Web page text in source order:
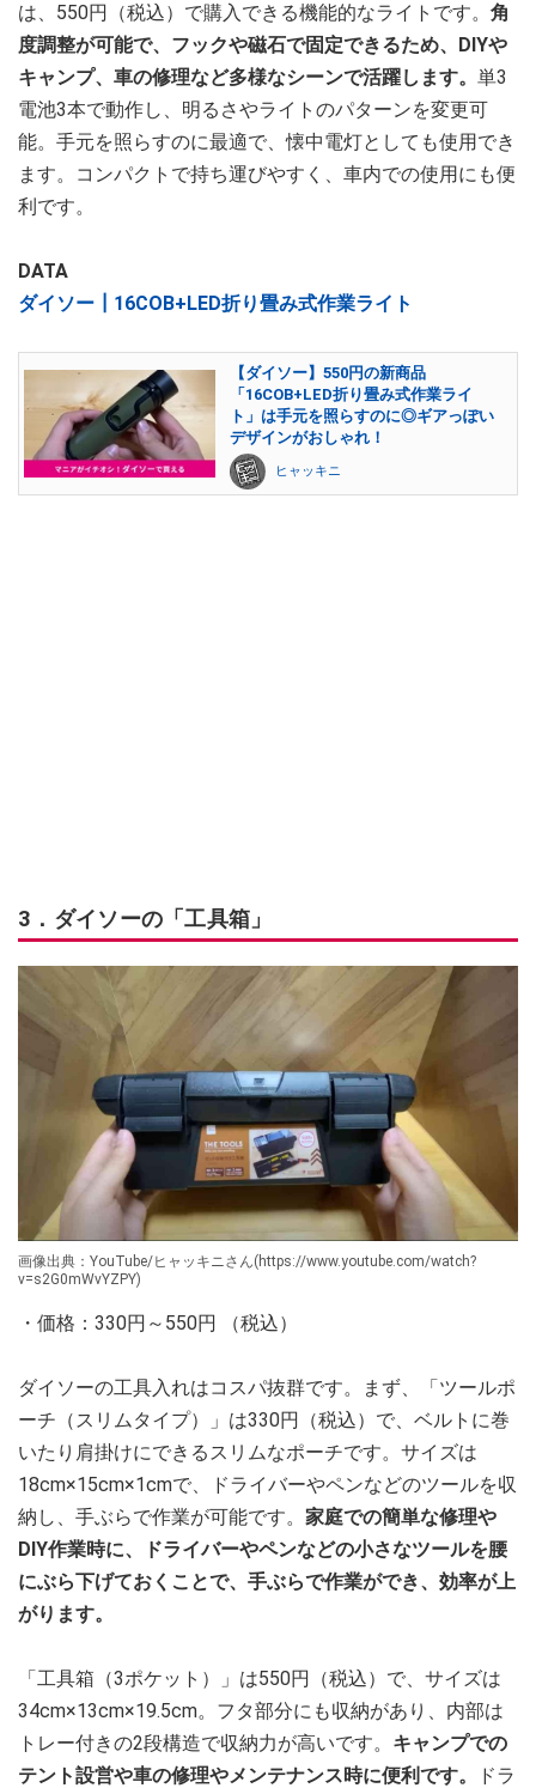
は、550円（税込）で購入できる機能的なライトです。 角
度調整が可能で、フックや磁石で固定できるため、DIYや
キャンプ、車の修理など多様なシーンで活躍します。 単3
電池3本で動作し、明るさやライトのパターンを変更可
能。手元を照らすのに最適で、懐中電灯としても使用でき
ます。コンパクトで持ち運びやすく、車内での使用にも便
利です。
DATA
ダイソー┃16COB+LED折り畳み式作業ライト
【ダイソー】550円の新商品
「16COB+LED折り畳み式作業ライ
ト」は手元を照らすのに◎ギアっぽい
デザインがおしゃれ！
ヒャッキニ
3．ダイソーの「工具箱」
画像出典：YouTube/ヒャッキニさん(https://www.youtube.com/watch?
v=s2G0mWvYZPY)
・価格：330円～550円 （税込）
ダイソーの工具入れはコスパ抜群です。まず、「ツールポ
ーチ（スリムタイプ）」は330円（税込）で、ベルトに巻
いたり肩掛けにできるスリムなポーチです。サイズは
18cm×15cm×1cmで、ドライバーやペンなどのツールを収
納し、手ぶらで作業が可能です。 家庭での簡単な修理や
DIY作業時に、ドライバーやペンなどの小さなツールを腰
にぶら下げておくことで、手ぶらで作業ができ、効率が上
がります。
「工具箱（3ポケット）」は550円（税込）で、サイズは
34cm×13cm×19.5cm。フタ部分にも収納があり、内部は
トレー付きの2段構造で収納力が高いです。 キャンプでの
テント設営や車の修理やメンテナンス時に便利です。
ドラ